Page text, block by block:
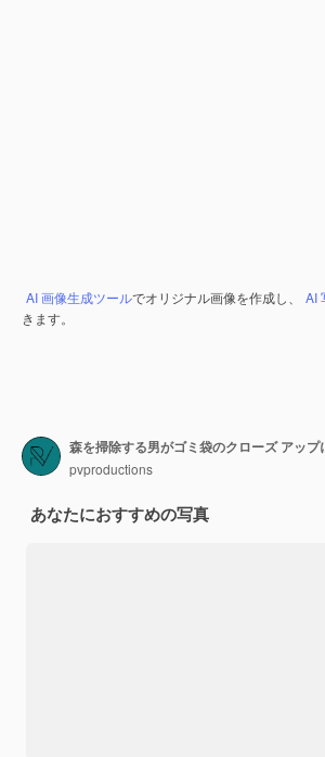
AI 画像生成ツールでオリジナル画像を作成し、 AI
きます。
森を掃除する男がゴミ袋のクローズ アップ
pvproductions
あなたにおすすめの写真